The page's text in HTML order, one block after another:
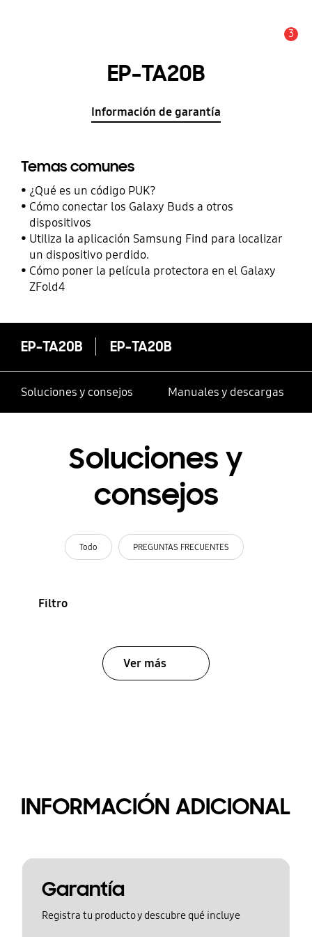
3
EP-TA20B
Información de garantía
Temas comunes
¿Qué es un código PUK?
Cómo conectar los Galaxy Buds a otros
dispositivos
Utiliza la aplicación Samsung Find para localizar
un dispositivo perdido.
Cómo poner la película protectora en el Galaxy
ZFold4
EP-TA20B EP-TA20B
Soluciones y consejos Manuales y descargas
Soluciones y
consejos
Todo PREGUNTAS FRECUENTES
Filtro
Ver más
INFORMACIÓN ADICIONAL
Garantía
Registra tu producto y descubre qué incluye